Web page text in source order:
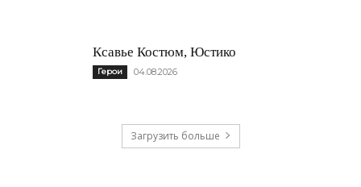
Ксавье Костюм, Юстико
Герои 04.08.2026
Загрузить больше